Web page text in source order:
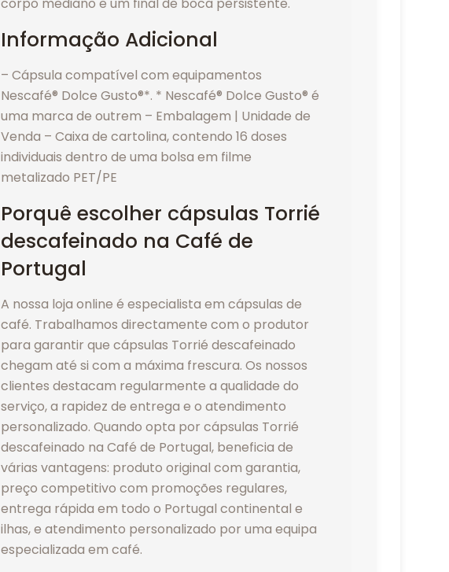
Informação Adicional
– Cápsula compatível com equipamentos
Nescafé® Dolce Gusto®*. * Nescafé® Dolce Gusto® é
uma marca de outrem – Embalagem | Unidade de
Venda – Caixa de cartolina, contendo 16 doses
individuais dentro de uma bolsa em filme
metalizado PET/PE
Porquê escolher cápsulas Torrié
descafeinado na Café de
Portugal
A nossa loja online é especialista em cápsulas de
café. Trabalhamos directamente com o produtor
para garantir que cápsulas Torrié descafeinado
chegam até si com a máxima frescura. Os nossos
clientes destacam regularmente a qualidade do
serviço, a rapidez de entrega e o atendimento
personalizado. Quando opta por cápsulas Torrié
descafeinado na Café de Portugal, beneficia de
várias vantagens: produto original com garantia,
preço competitivo com promoções regulares,
entrega rápida em todo o Portugal continental e
ilhas, e atendimento personalizado por uma equipa
especializada em café.